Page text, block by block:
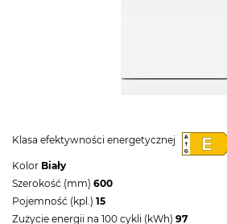
Klasa efektywności energetycznej
Kolor Biały
Szerokość (mm) 600
Pojemność (kpl.) 15
Zużycie energii na 100 cykli (kWh) 97